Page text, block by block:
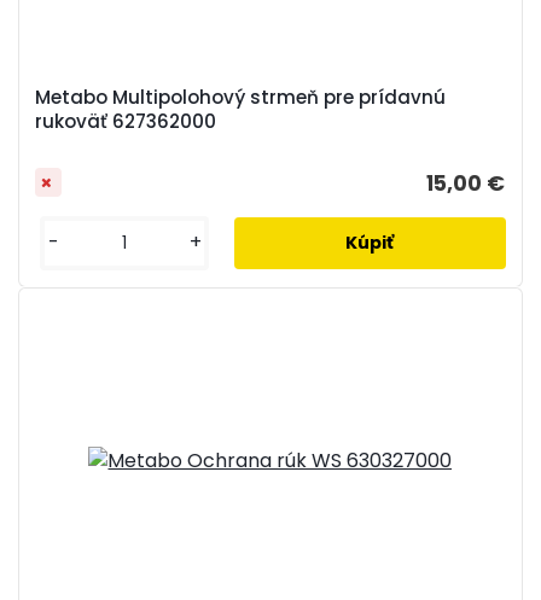
Metabo Multipolohový strmeň pre prídavnú
rukoväť 627362000
15,00 €
- +